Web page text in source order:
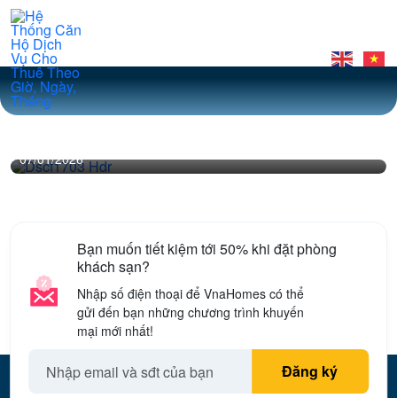
07/01/2026
Bạn muốn tiết kiệm tới 50% khi đặt phòng
khách sạn?
Nhập số điện thoại để VnaHomes có thể
gửi đến bạn những chương trình khuyến
mại mới nhất!